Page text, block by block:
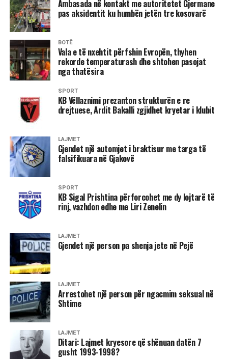
Ambasada në kontakt me autoritetet Gjermane
pas aksidentit ku humbën jetën tre kosovarë
BOTË
Vala e të nxehtit përfshin Evropën, thyhen
rekorde temperaturash dhe shtohen pasojat
nga thatësira
SPORT
KB Vëllaznimi prezanton strukturën e re
drejtuese, Ardit Bakalli zgjidhet kryetar i klubit
LAJMET
Gjendet një automjet i braktisur me targa të
falsifikuara në Gjakovë
SPORT
KB Sigal Prishtina përforcohet me dy lojtarë të
rinj, vazhdon edhe me Liri Zenelin
LAJMET
Gjendet një person pa shenja jete në Pejë
LAJMET
Arrestohet një person për ngacmim seksual në
Shtime
LAJMET
Ditari: Lajmet kryesore që shënuan datën 7
gusht 1993-1998?